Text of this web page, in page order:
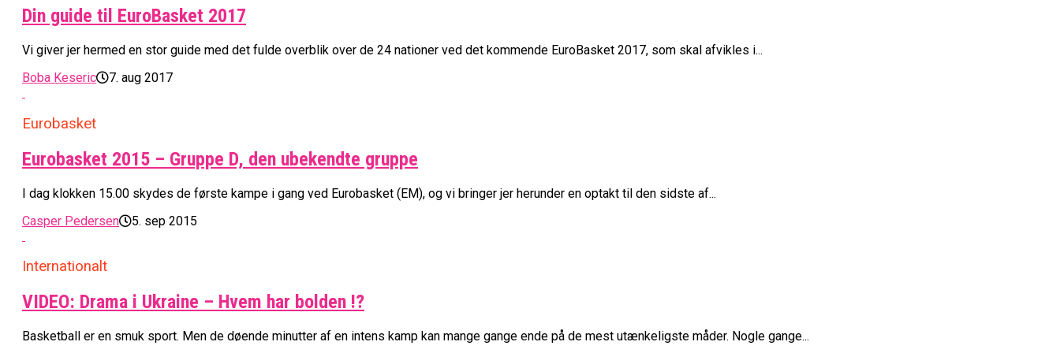
Din guide til EuroBasket 2017
Vi giver jer hermed en stor guide med det fulde overblik over de 24 nationer ved det kommende EuroBasket 2017, som skal afvikles i...
Boba Keseric
7. aug 2017
Eurobasket
Eurobasket 2015 – Gruppe D, den ubekendte gruppe
I dag klokken 15.00 skydes de første kampe i gang ved Eurobasket (EM), og vi bringer jer herunder en optakt til den sidste af...
Casper Pedersen
5. sep 2015
Internationalt
VIDEO: Drama i Ukraine – Hvem har bolden !?
Basketball er en smuk sport. Men de døende minutter af en intens kamp kan mange gange ende på de mest utænkeligste måder. Nogle gange...